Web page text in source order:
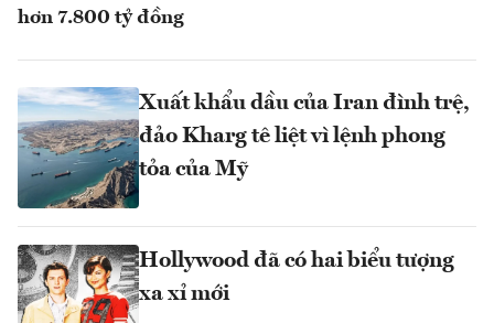
hơn 7.800 tỷ đồng
Xuất khẩu dầu của Iran đình trệ,
đảo Kharg tê liệt vì lệnh phong
tỏa của Mỹ
Hollywood đã có hai biểu tượng
xa xỉ mới